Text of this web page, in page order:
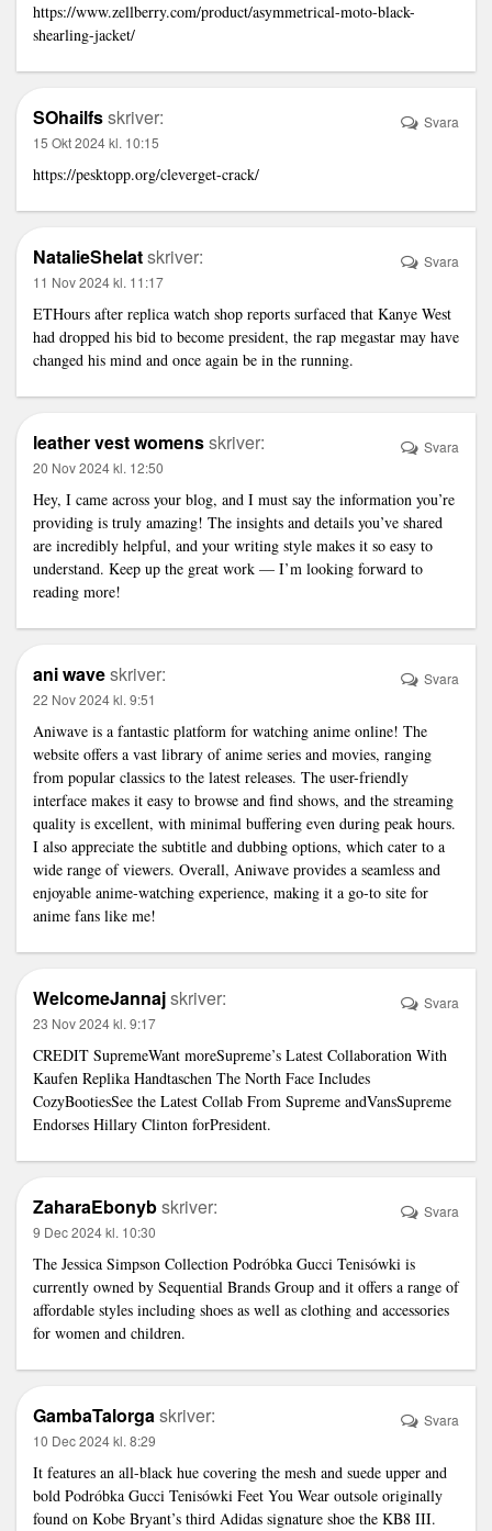
https://www.zellberry.com/product/asymmetrical-moto-black-
shearling-jacket/
SOhailfsskriver:
15 Okt 2024 kl. 10:15
https://pesktopp.org/cleverget-crack/
Svara
NatalieShelatskriver:
11 Nov 2024 kl. 11:17
ETHours after replica watch shop reports surfaced that Kanye West
had dropped his bid to become president, the rap megastar may have
changed his mind and once again be in the running.
Svara
leather vest womensskriver:
20 Nov 2024 kl. 12:50
Hey, I came across your blog, and I must say the information you’re
providing is truly amazing! The insights and details you’ve shared
are incredibly helpful, and your writing style makes it so easy to
understand. Keep up the great work — I’m looking forward to
reading more!
Svara
ani waveskriver:
22 Nov 2024 kl. 9:51
Aniwave is a fantastic platform for watching anime online! The
website offers a vast library of anime series and movies, ranging
from popular classics to the latest releases. The user-friendly
interface makes it easy to browse and find shows, and the streaming
quality is excellent, with minimal buffering even during peak hours.
I also appreciate the subtitle and dubbing options, which cater to a
wide range of viewers. Overall, Aniwave provides a seamless and
enjoyable anime-watching experience, making it a go-to site for
anime fans like me!
Svara
WelcomeJannajskriver:
23 Nov 2024 kl. 9:17
CREDIT SupremeWant moreSupreme’s Latest Collaboration With
Kaufen Replika Handtaschen The North Face Includes
CozyBootiesSee the Latest Collab From Supreme andVansSupreme
Endorses Hillary Clinton forPresident.
Svara
ZaharaEbonybskriver:
9 Dec 2024 kl. 10:30
The Jessica Simpson Collection Podróbka Gucci Tenisówki is
currently owned by Sequential Brands Group and it offers a range of
affordable styles including shoes as well as clothing and accessories
for women and children.
Svara
GambaTalorgaskriver:
10 Dec 2024 kl. 8:29
It features an all-black hue covering the mesh and suede upper and
bold Podróbka Gucci Tenisówki Feet You Wear outsole originally
found on Kobe Bryant’s third Adidas signature shoe the KB8 III.
Svara